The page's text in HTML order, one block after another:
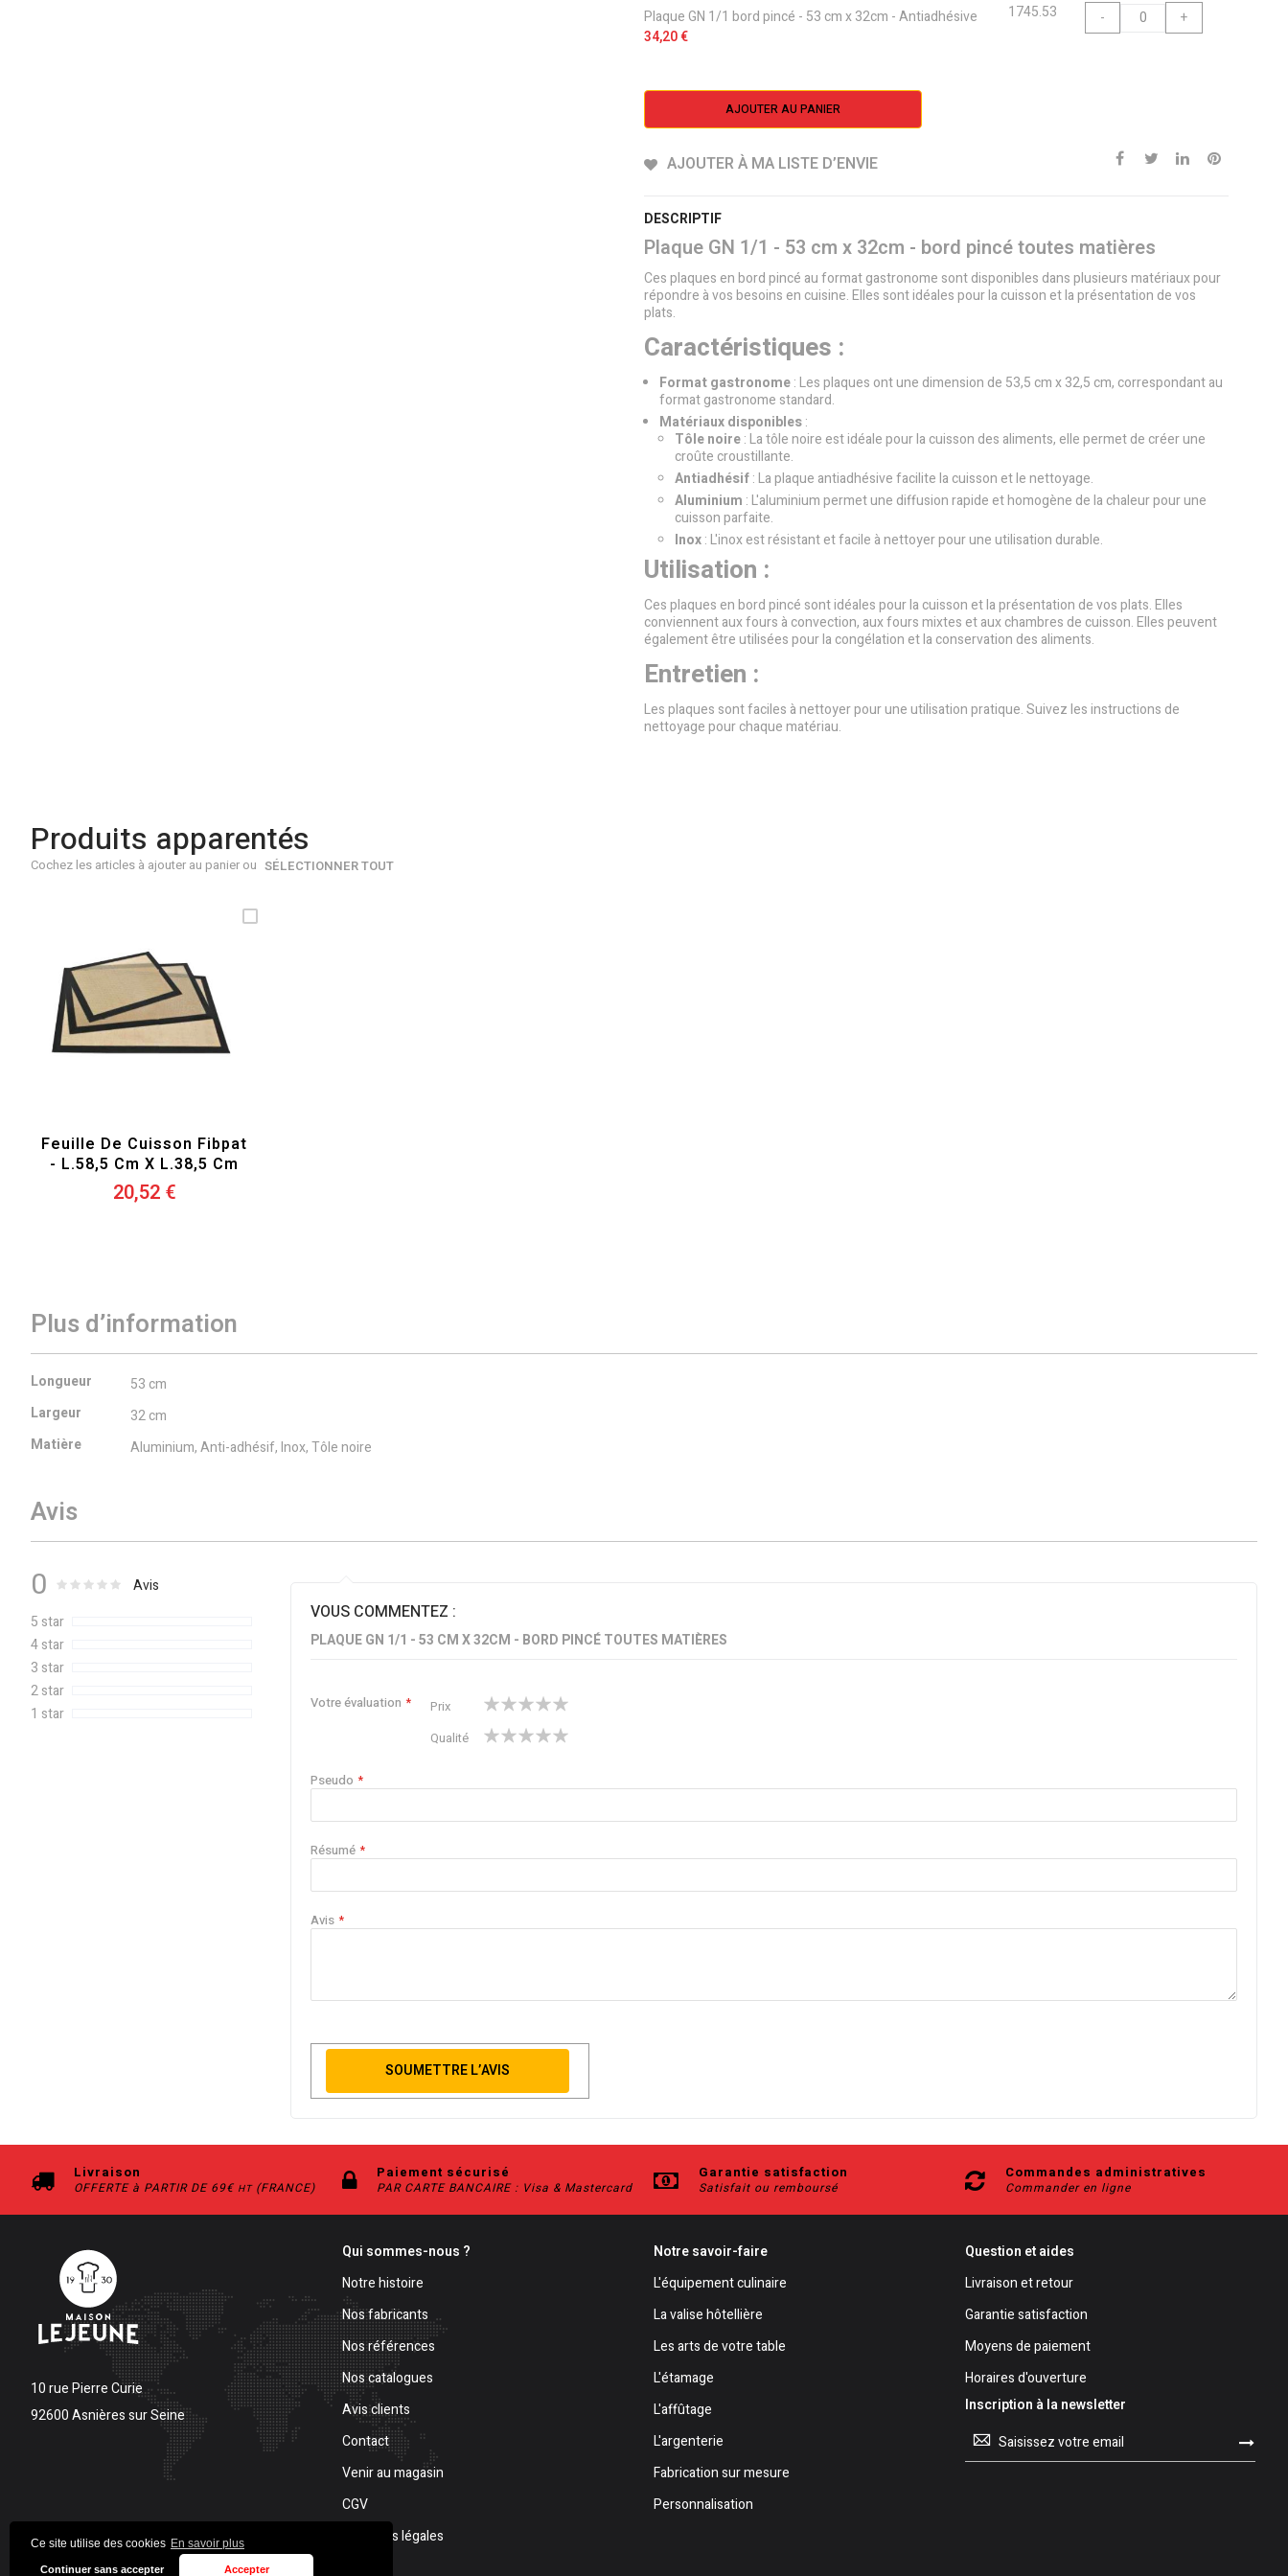
Ce site utilise des cookies En savoir plus
Continuer sans accepter Accepter
Plaque GN 1/1 bord pincé - 53 cm x 32cm - Antiadhésive
34,20 €
1745.53 - +
AJOUTER AU PANIER
AJOUTER À MA LISTE D’ENVIE
DESCRIPTIF
Plaque GN 1/1 - 53 cm x 32cm - bord pincé toutes matières
Ces plaques en bord pincé au format gastronome sont disponibles dans plusieurs matériaux pour
répondre à vos besoins en cuisine. Elles sont idéales pour la cuisson et la présentation de vos
plats.
Caractéristiques :
Format gastronome: Les plaques ont une dimension de 53,5 cm x 32,5 cm, correspondant au
format gastronome standard.
Matériaux disponibles:
Tôle noire: La tôle noire est idéale pour la cuisson des aliments, elle permet de créer une
croûte croustillante.
Antiadhésif: La plaque antiadhésive facilite la cuisson et le nettoyage.
Aluminium : L'aluminium permet une diffusion rapide et homogène de la chaleur pour une
cuisson parfaite.
Inox: L'inox est résistant et facile à nettoyer pour une utilisation durable.
Utilisation :
Ces plaques en bord pincé sont idéales pour la cuisson et la présentation de vos plats. Elles
conviennent aux fours à convection, aux fours mixtes et aux chambres de cuisson. Elles peuvent
également être utilisées pour la congélation et la conservation des aliments.
Entretien :
Les plaques sont faciles à nettoyer pour une utilisation pratique. Suivez les instructions de
nettoyage pour chaque matériau.
Produits apparentés
Cochez les articles à ajouter au panier ou SÉLECTIONNER TOUT
Feuille De Cuisson Fibpat
- L.58,5 Cm X L.38,5 Cm
20,52 €
Plus d’information
Plus
d’information
Longueur
53 cm
Largeur
32 cm
Matière
Aluminium, Anti-adhésif, Inox, Tôle noire
Avis
0 Évaluation : % of100
Avis
5 star
4 star
3 star
2 star
1 star
VOUS COMMENTEZ :
PLAQUE GN 1/1 - 53 CM X 32CM - BORD PINCÉ TOUTES MATIÈRES
Votre évaluation Prix
1
star
2
stars
3
stars
4
stars
5
stars
Qualité
1
star
2
stars
3
stars
4
stars
5
stars
Pseudo
Résumé
Avis
SOUMETTRE L’AVIS
Livraison
OFFERTE à PARTIR DE 69€ HT(FRANCE)
Paiement sécurisé
PAR CARTE BANCAIRE : Visa & Mastercard
Garantie satisfaction
Satisfait ou remboursé
Commandes administratives
Commander en ligne
10 rue Pierre Curie
92600 Asnières sur Seine
Qui sommes-nous ?
Notre histoire
Nos fabricants
Nos références
Nos catalogues
Avis clients
Contact
Venir au magasin
CGV
Mentions légales
Notre savoir-faire
L'équipement culinaire
La valise hôtellière
Les arts de votre table
L'étamage
L'affûtage
L'argenterie
Fabrication sur mesure
Personnalisation
Question et aides
Livraison et retour
Garantie satisfaction
Moyens de paiement
Horaires d'ouverture
Inscription à la newsletter
Inscription
notre